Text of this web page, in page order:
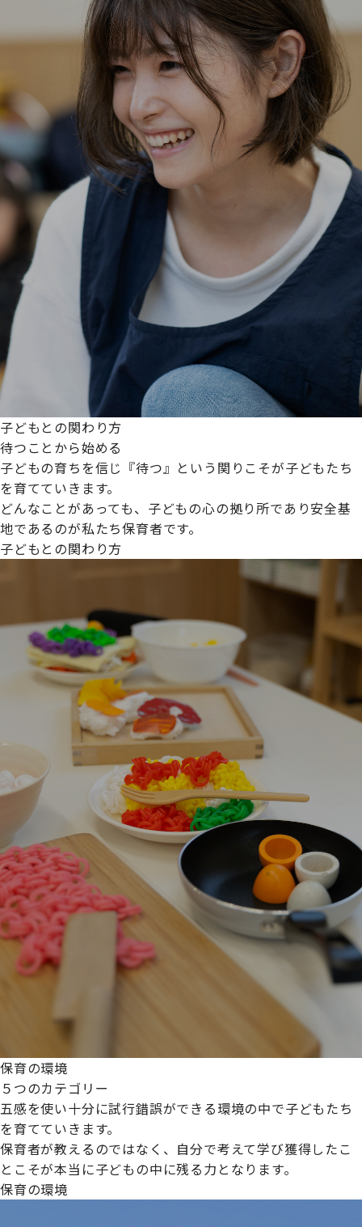
子どもとの関わり方
待つことから始める
子どもの育ちを信じ『待つ』という関りこそが子どもたち
を育てていきます。
どんなことがあっても、子どもの心の拠り所であり安全基
地であるのが私たち保育者です。
子どもとの関わり方
保育の環境
５つのカテゴリー
五感を使い十分に試行錯誤ができる環境の中で子どもたち
を育てていきます。
保育者が教えるのではなく、自分で考えて学び獲得したこ
とこそが本当に子どもの中に残る力となります。
保育の環境